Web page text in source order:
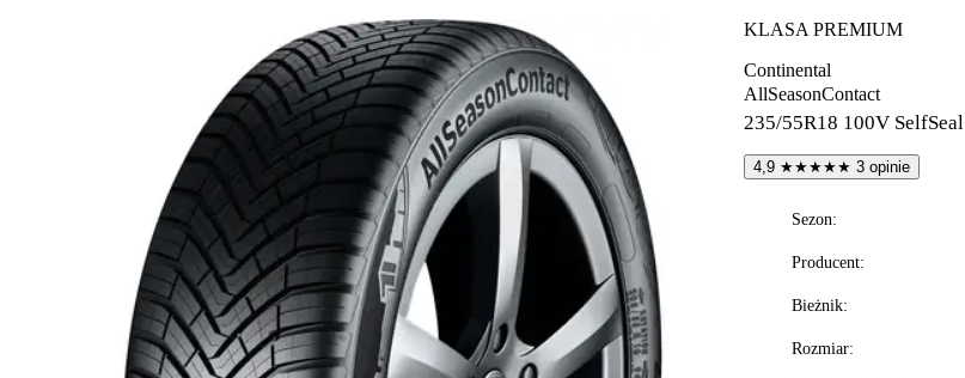
KLASA PREMIUM
Continental
AllSeasonContact
235/55R18 100V SelfSeal
4,9 ★★★★★ 3 opinie
Sezon:
Producent:
Bieżnik:
Rozmiar: